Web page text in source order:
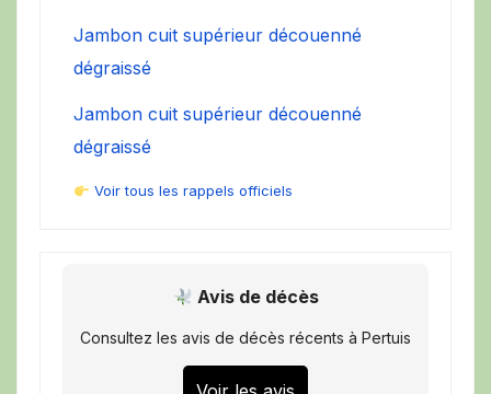
Jambon cuit supérieur découenné
dégraissé
Jambon cuit supérieur découenné
dégraissé
Voir tous les rappels officiels
Avis de décès
Consultez les avis de décès récents à Pertuis